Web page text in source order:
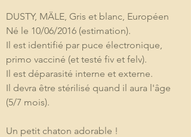
DUSTY, MÄLE, Gris et blanc, Européen
Né le 10/06/2016 (estimation).
Il est identifié par puce électronique,
primo vacciné (et testé fiv et felv).
Il est déparasité interne et externe.
Il devra être stérilisé quand il aura l'âge
(5/7 mois).
Un petit chaton adorable !